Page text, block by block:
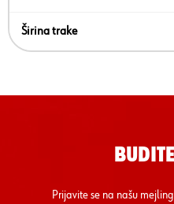
Širina trake
BUDITE
Prijavite se na našu